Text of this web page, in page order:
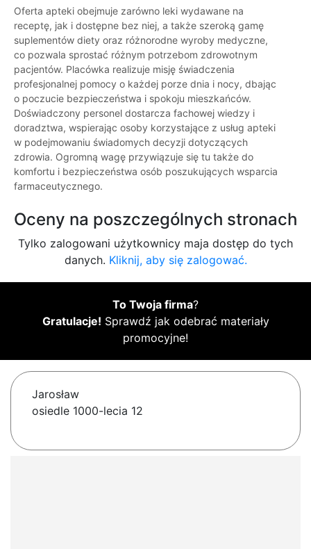
Oferta apteki obejmuje zarówno leki wydawane na
receptę, jak i dostępne bez niej, a także szeroką gamę
suplementów diety oraz różnorodne wyroby medyczne,
co pozwala sprostać różnym potrzebom zdrowotnym
pacjentów. Placówka realizuje misję świadczenia
profesjonalnej pomocy o każdej porze dnia i nocy, dbając
o poczucie bezpieczeństwa i spokoju mieszkańców.
Doświadczony personel dostarcza fachowej wiedzy i
doradztwa, wspierając osoby korzystające z usług apteki
w podejmowaniu świadomych decyzji dotyczących
zdrowia. Ogromną wagę przywiązuje się tu także do
komfortu i bezpieczeństwa osób poszukujących wsparcia
farmaceutycznego.
Oceny na poszczególnych stronach
Tylko zalogowani użytkownicy maja dostęp do tych
danych. Kliknij, aby się zalogować.
To Twoja firma?
Gratulacje! Sprawdź jak odebrać materiały
promocyjne!
Jarosław
osiedle 1000-lecia 12